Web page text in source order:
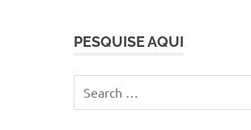
PESQUISE AQUI
for: